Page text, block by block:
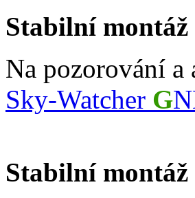
Stabilní
Na pozorování a
Sky-Watcher G
Stabilní